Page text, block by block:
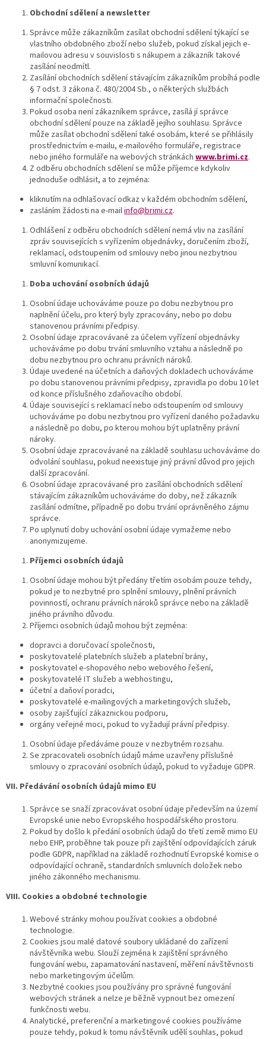
Obchodní sdělení a newsletter
Správce může zákazníkům zasílat obchodní sdělení týkající se
vlastního obdobného zboží nebo služeb, pokud získal jejich e-
mailovou adresu v souvislosti s nákupem a zákazník takové
zasílání neodmítl.
Zasílání obchodních sdělení stávajícím zákazníkům probíhá podle
§ 7 odst. 3 zákona č. 480/2004 Sb., o některých službách
informační společnosti.
Pokud osoba není zákazníkem správce, zasílá jí správce
obchodní sdělení pouze na základě jejího souhlasu. Správce
může zasílat obchodní sdělení také osobám, které se přihlásily
prostřednictvím e-mailu, e-mailového formuláře, registrace
nebo jiného formuláře na webových stránkách www.brimi.cz.
Z odběru obchodních sdělení se může příjemce kdykoliv
jednoduše odhlásit, a to zejména:
kliknutím na odhlašovací odkaz v každém obchodním sdělení,
zasláním žádosti na e-mailinfo@brimi.cz.
Odhlášení z odběru obchodních sdělení nemá vliv na zasílání
zpráv souvisejících s vyřízením objednávky, doručením zboží,
reklamací, odstoupením od smlouvy nebo jinou nezbytnou
smluvní komunikací.
Doba uchování osobních údajů
Osobní údaje uchováváme pouze po dobu nezbytnou pro
naplnění účelu, pro který byly zpracovány, nebo po dobu
stanovenou právními předpisy.
Osobní údaje zpracovávané za účelem vyřízení objednávky
uchováváme po dobu trvání smluvního vztahu a následně po
dobu nezbytnou pro ochranu právních nároků.
Údaje uvedené na účetních a daňových dokladech uchováváme
po dobu stanovenou právními předpisy, zpravidla po dobu 10 let
od konce příslušného zdaňovacího období.
Údaje související s reklamací nebo odstoupením od smlouvy
uchováváme po dobu nezbytnou pro vyřízení daného požadavku
a následně po dobu, po kterou mohou být uplatněny právní
nároky.
Osobní údaje zpracovávané na základě souhlasu uchováváme do
odvolání souhlasu, pokud neexistuje jiný právní důvod pro jejich
další zpracování.
Osobní údaje zpracovávané pro zasílání obchodních sdělení
stávajícím zákazníkům uchováváme do doby, než zákazník
zasílání odmítne, případně po dobu trvání oprávněného zájmu
správce.
Po uplynutí doby uchování osobní údaje vymažeme nebo
anonymizujeme.
Příjemci osobních údajů
Osobní údaje mohou být předány třetím osobám pouze tehdy,
pokud je to nezbytné pro splnění smlouvy, plnění právních
povinností, ochranu právních nároků správce nebo na základě
jiného právního důvodu.
Příjemci osobních údajů mohou být zejména:
dopravci a doručovací společnosti,
poskytovatelé platebních služeb a platební brány,
poskytovatel e-shopového nebo webového řešení,
poskytovatelé IT služeb a webhostingu,
účetní a daňoví poradci,
poskytovatelé e-mailingových a marketingových služeb,
osoby zajišťující zákaznickou podporu,
orgány veřejné moci, pokud to vyžadují právní předpisy.
Osobní údaje předáváme pouze v nezbytném rozsahu.
Se zpracovateli osobních údajů máme uzavřeny příslušné
smlouvy o zpracování osobních údajů, pokud to vyžaduje GDPR.
VII. Předávání osobních údajů mimo EU
Správce se snaží zpracovávat osobní údaje především na území
Evropské unie nebo Evropského hospodářského prostoru.
Pokud by došlo k předání osobních údajů do třetí země mimo EU
nebo EHP, proběhne tak pouze při zajištění odpovídajících záruk
podle GDPR, například na základě rozhodnutí Evropské komise o
odpovídající ochraně, standardních smluvních doložek nebo
jiného zákonného mechanismu.
VIII. Cookies a obdobné technologie
Webové stránky mohou používat cookies a obdobné
technologie.
Cookies jsou malé datové soubory ukládané do zařízení
návštěvníka webu. Slouží zejména k zajištění správného
fungování webu, zapamatování nastavení, měření návštěvnosti
nebo marketingovým účelům.
Nezbytné cookies jsou používány pro správné fungování
webových stránek a nelze je běžně vypnout bez omezení
funkčnosti webu.
Analytické, preferenční a marketingové cookies používáme
pouze tehdy, pokud k tomu návštěvník udělí souhlas, pokud